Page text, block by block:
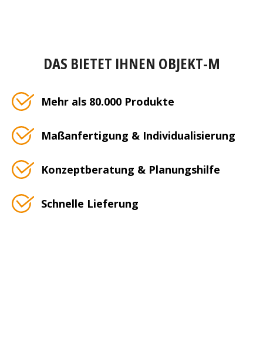
DAS BIETET IHNEN OBJEKT-M
Mehr als 80.000 Produkte
Maßanfertigung & Individualisierung
Konzeptberatung & Planungshilfe
Schnelle Lieferung